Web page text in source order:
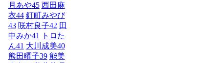
月あや45 西田麻
衣44 釘町みやび
43 咲村良子42 田
中みか41
トロた
ん41 大川成美40
熊田曜子39 能美